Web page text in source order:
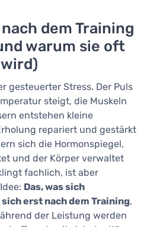
dem Training
warum sie oft
gesteuerter Stress. Der Puls
steigt, die Muskeln
entstehen kleine
repariert und gestärkt
sich die Hormonspiegel,
und der Körper verwaltet
fachlich, ist aber
Das, was sich
erst nach dem Training,
der Leistung werden